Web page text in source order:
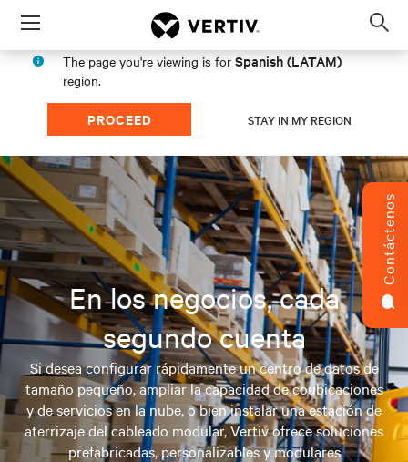
Menu
The page you're viewing is for Spanish (LATAM)
region.
PROCEED STAY IN MY REGION
En los negocios, cada
segundo cuenta
Si desea configurar rápidamente un centro de datos de
tamaño pequeño, ampliar la capacidad de coubicaciones
y de servicios en la nube, o bien instalar una estación de
aterrizaje del cableado modular, Vertiv ofrece soluciones
prefabricadas, personalizables y modulares
Contáctenos